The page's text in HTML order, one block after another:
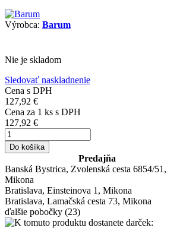
Výrobca: Barum
Nie je skladom
Sledovať naskladnenie
Cena s DPH
127,92 €
Cena za 1 ks s DPH
127,92 €
Do košíka
Predajňa
Banská Bystrica, Zvolenská cesta 6854/51,
Mikona
Bratislava, Einsteinova 1, Mikona
Bratislava, Lamačská cesta 73, Mikona
ďalšie pobočky (23)